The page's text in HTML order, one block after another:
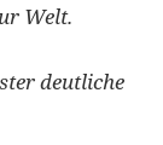
Welt.
deutliche